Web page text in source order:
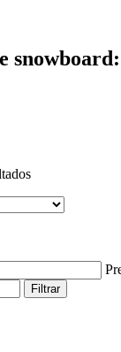
snowboard:
Filtrar